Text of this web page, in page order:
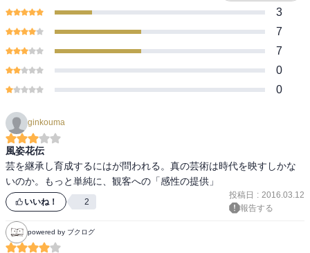
3
7
7
0
0
ginkouma
風姿花伝
芸を継承し育成するにはが問われる。真の芸術は時代を映すしかな
いのか。もっと単純に、観客への「感性の提供」
いいね！ 2
投稿日 : 2016.03.12
報告する
powered by ブクログ